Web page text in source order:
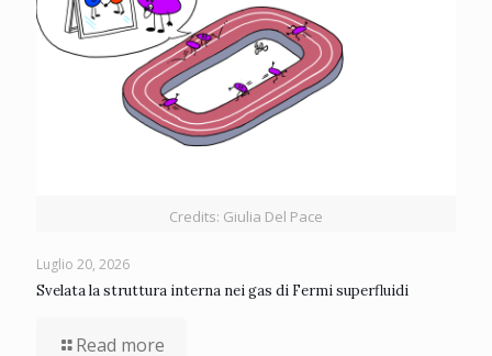
Credits: Giulia Del Pace
Luglio 20, 2026
Svelata la struttura interna nei gas di Fermi superfluidi
Read more